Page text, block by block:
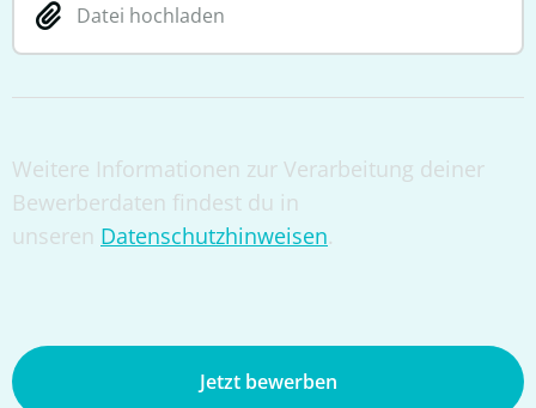
Datei hochladen
Weitere Informationen zur Verarbeitung deiner
Bewerberdaten findest du in
unseren Datenschutzhinweisen.
Jetzt bewerben